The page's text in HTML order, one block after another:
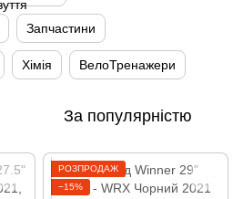
Запчастини
Хімія ВелоТренажери
За популярністю
РОЗПРОДАЖ
−15%